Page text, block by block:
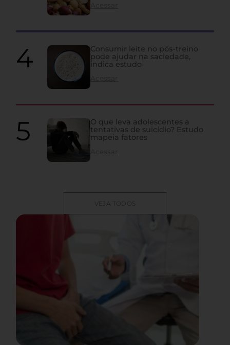
Consumir leite no pós-treino
pode ajudar na saciedade,
indica estudo
O que leva adolescentes a
tentativas de suicídio? Estudo
mapeia fatores
VEJA TODOS